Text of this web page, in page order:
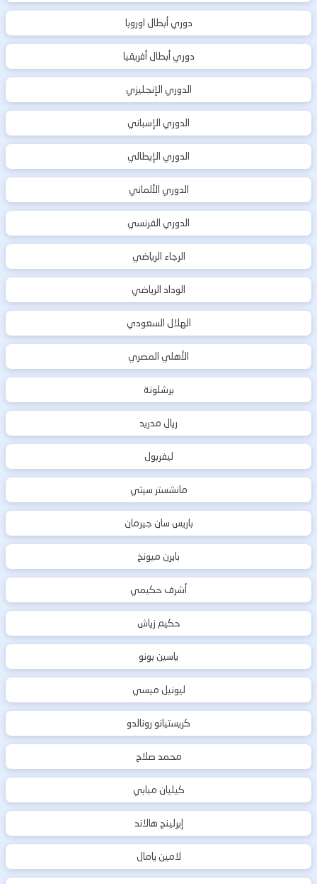
دوري أبطال اوروبا
دوري أبطال أفريقيا
الدوري الإنجليزي
الدوري الإسباني
الدوري الإيطالي
الدوري الألماني
الدوري الفرنسي
الرجاء الرياضي
الوداد الرياضي
الهلال السعودي
الأهلي المصري
برشلونة
ريال مدريد
ليفربول
مانشستر سيتي
باريس سان جيرمان
بايرن ميونخ
أشرف حكيمي
حكيم زياش
ياسين بونو
ليونيل ميسي
كريستيانو رونالدو
محمد صلاح
كيليان مبابي
إيرلينج هالاند
لامين يامال